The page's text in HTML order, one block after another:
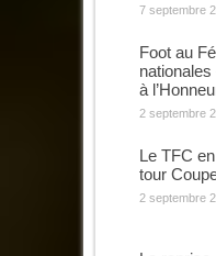
7 septembre
Foot au
à
2 septembre
Le TFC
tour
2 septembre